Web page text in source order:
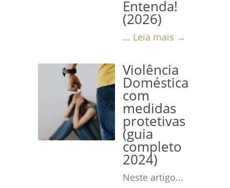
Entenda!
(2026)
... Leia mais →
Violência
Doméstica
com
medidas
protetivas
(guia
completo
2024)
Neste artigo...